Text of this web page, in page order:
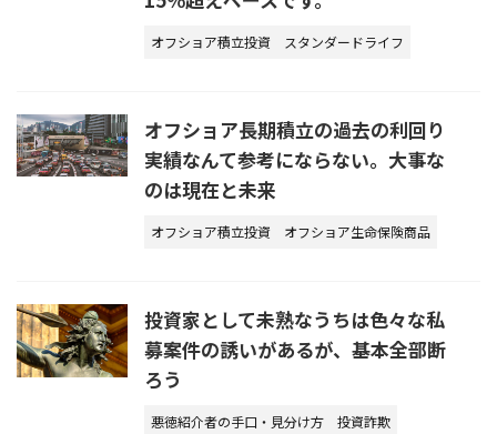
オフショア積立投資 スタンダードライフ
オフショア長期積立の過去の利回り
実績なんて参考にならない。大事な
のは現在と未来
オフショア積立投資 オフショア生命保険商品
投資家として未熟なうちは色々な私
募案件の誘いがあるが、基本全部断
ろう
悪徳紹介者の手口・見分け方 投資詐欺